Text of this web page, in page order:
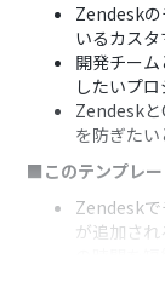
Zendesk
いるカス
開発チー
したいプ
Zendesk
を防ぎた
■このテンプレー
Zendesk
が追加さ